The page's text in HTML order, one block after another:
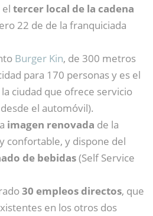
tercer local de la cadena
22 de de la franquiciada
Burger Kin, de 300 metros
para 170 personas y es el
ciudad que ofrece servicio
el automóvil).
imagen renovada de la
confortable, y dispone del
de bebidas(Self Service
30 empleos directos, que
en los otros dos